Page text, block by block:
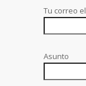
Tu correo
Asunto